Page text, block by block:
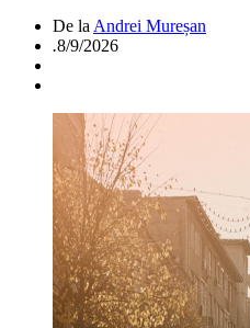
De la Andrei Mureșan
.8/9/2026